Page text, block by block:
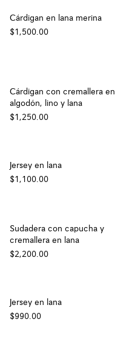
Cárdigan en lana merina
$1,500.00
Cárdigan con cremallera en
algodón, lino y lana
$1,250.00
Jersey en lana
$1,100.00
Sudadera con capucha y
cremallera en lana
$2,200.00
Jersey en lana
$990.00